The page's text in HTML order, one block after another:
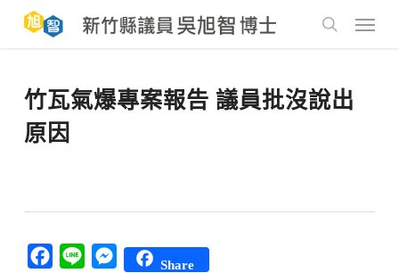
main
Menu
竹瓦氣爆專案報告 議員批沒說出
原因
Facebook
Line Messenger
Share